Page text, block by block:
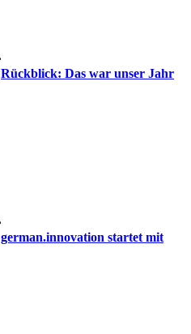
Rückblick: Das war unser Jahr
german.innovation startet mit